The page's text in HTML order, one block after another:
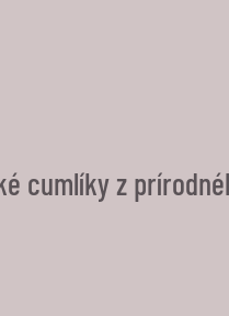
cumlíky z